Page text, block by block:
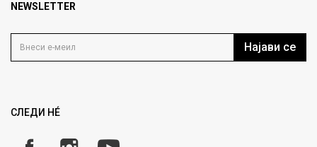
Продавница
Кариера
Политика на приватност
Како да купите
Замена и рефундација на производи
NEWSLETTER
Најави се
СЛЕДИ НÉ